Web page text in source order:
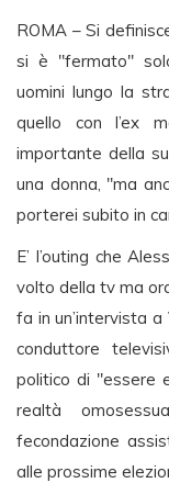
ROMA – Si
si è "fermato"
uomini lungo la
quello con l’ex
importante della
una donna, "ma
porterei subito in
E’ l’outing che
volto della tv ma
fa in un’intervista
conduttore
politico di "essere
realtà
fecondazione
alle prossime